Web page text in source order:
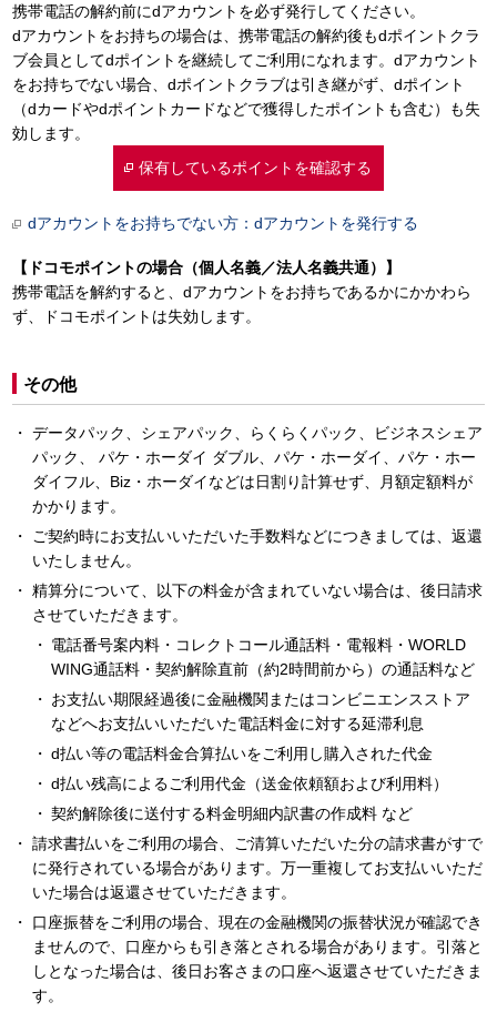
携帯電話の解約前にdアカウントを必ず発行してください。
dアカウントをお持ちの場合は、携帯電話の解約後もdポイントクラ
ブ会員としてdポイントを継続してご利用になれます。dアカウント
をお持ちでない場合、dポイントクラブは引き継がず、dポイント
（dカードやdポイントカードなどで獲得したポイントも含む）も失
効します。
保有しているポイントを確認する
dアカウントをお持ちでない方：dアカウントを発行する
【ドコモポイントの場合（個人名義／法人名義共通）】
携帯電話を解約すると、dアカウントをお持ちであるかにかかわら
ず、ドコモポイントは失効します。
その他
データパック、シェアパック、らくらくパック、ビジネスシェア
パック、 パケ・ホーダイ ダブル、パケ・ホーダイ、パケ・ホー
ダイフル、Biz・ホーダイなどは日割り計算せず、月額定額料が
かかります。
ご契約時にお支払いいただいた手数料などにつきましては、返還
いたしません。
精算分について、以下の料金が含まれていない場合は、後日請求
させていただきます。
電話番号案内料・コレクトコール通話料・電報料・WORLD
WING通話料・契約解除直前（約2時間前から）の通話料など
お支払い期限経過後に金融機関またはコンビニエンスストア
などへお支払いいただいた電話料金に対する延滞利息
d払い等の電話料金合算払いをご利用し購入された代金
d払い残高によるご利用代金（送金依頼額および利用料）
契約解除後に送付する料金明細内訳書の作成料 など
請求書払いをご利用の場合、ご清算いただいた分の請求書がすで
に発行されている場合があります。万一重複してお支払いいただ
いた場合は返還させていただきます。
口座振替をご利用の場合、現在の金融機関の振替状況が確認でき
ませんので、口座からも引き落とされる場合があります。引落と
しとなった場合は、後日お客さまの口座へ返還させていただきま
す。